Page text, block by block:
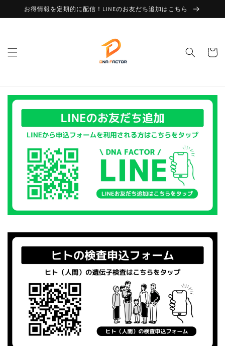
ンツに
進む
お得情報を定期的に配信！LINEのお友だち追加はこちら
ー